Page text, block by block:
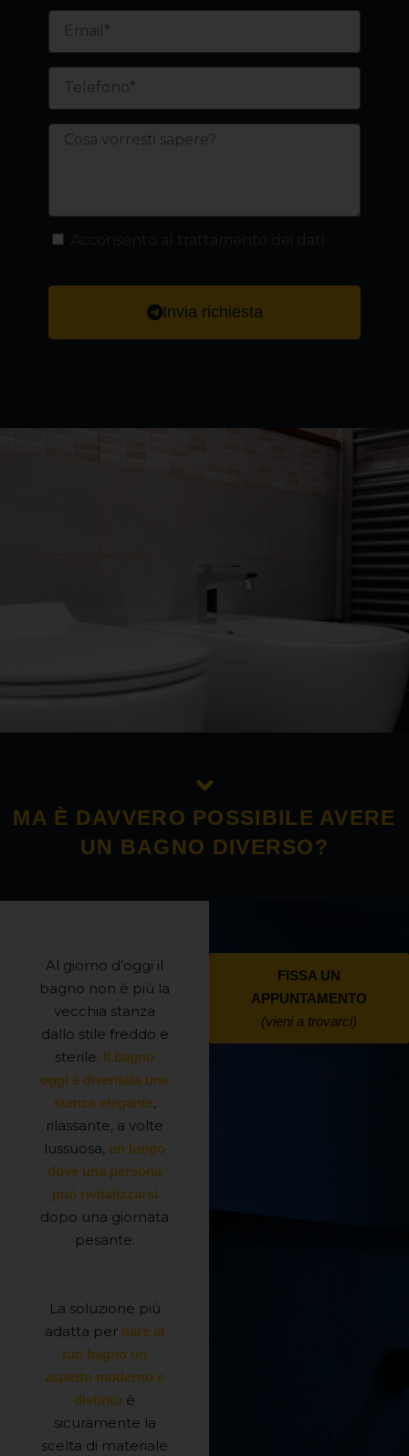
Invia richiesta
MA È DAVVERO POSSIBILE AVERE
UN BAGNO DIVERSO?
Al giorno d’oggi il
bagno non è più la
vecchia stanza
dallo stile freddo e
sterile. Il bagno
oggi è diventata una
stanza elegante,
rilassante, a volte
lussuosa, un luogo
dove una persona
può rivitalizzarsi
dopo una giornata
pesante.
La soluzione più
adatta per dare al
tuo bagno un
aspetto moderno e
distinto è
sicuramente la
scelta di materiale
FISSA UN
APPUNTAMENTO
(vieni a trovarci)